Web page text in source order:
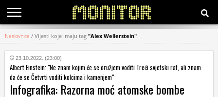
KATEGORIJE
HRVATSKI
WEB
Naslovnica / Vijesti koje imaju tag "Alex Wellerstein"
23.10.2022. (23:00)
Albert Einstein: "Ne znam kojim će se oružjem voditi Treći svjetski rat, ali znam
da će se Četvrti voditi kolcima i kamenjem"
Infografika: Razorna moć atomske bombe